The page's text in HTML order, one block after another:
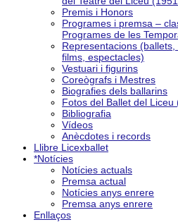
Premis i Honors
Programes i premsa –
Programes de les
Representacions
films, espectacles)
Vestuari i figurins
Coreògrafs i Mestres
Biografies dels ballarins
Fotos del Ballet del Liceu
Bibliografia
Vídeos
Anècdotes i records
Llibre Licexballet
*Notícies
Notícies actuals
Premsa actual
Notícies anys enrere
Premsa anys enrere
Enllaços